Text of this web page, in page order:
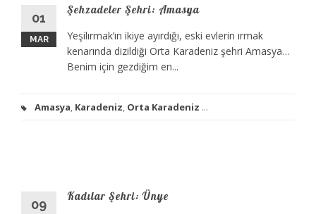
01
MAR
Şehzadeler Şehri: Amasya
Yeşilırmak’ın ikiye ayırdığı, eski evlerin ırmak
kenarında dizildiği Orta Karadeniz şehri Amasya…
Benim için gezdiğim en...
Amasya, Karadeniz, Orta Karadeniz ...
09
Kadılar Şehri: Ünye